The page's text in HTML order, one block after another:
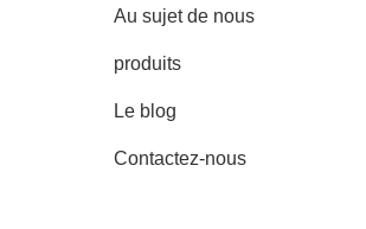
Au sujet de nous
produits
Le blog
Contactez-nous